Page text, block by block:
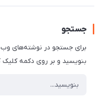
جستجو
برای جستجو در نوشته‌های
بنویسید و بر روی دکمه کلیک